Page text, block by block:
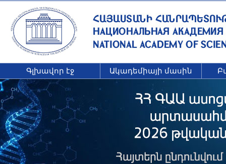
Գլխավոր էջ Ակադեմիայի մասին